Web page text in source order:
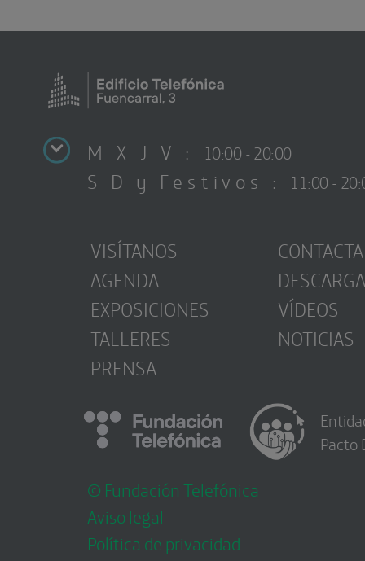
M X J V : 10:00 - 20:00
S D y Festivos : 11:00 -
VISÍTANOS
AGENDA
EXPOSICIONES
TALLERES
PRENSA
CONTACTA
VÍDEOS
NOTICIAS
© Fundación Telefónica
Aviso legal
Política de privacidad
Pacto